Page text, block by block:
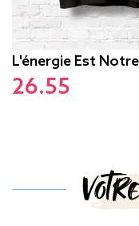
L'énergie Est
26.55